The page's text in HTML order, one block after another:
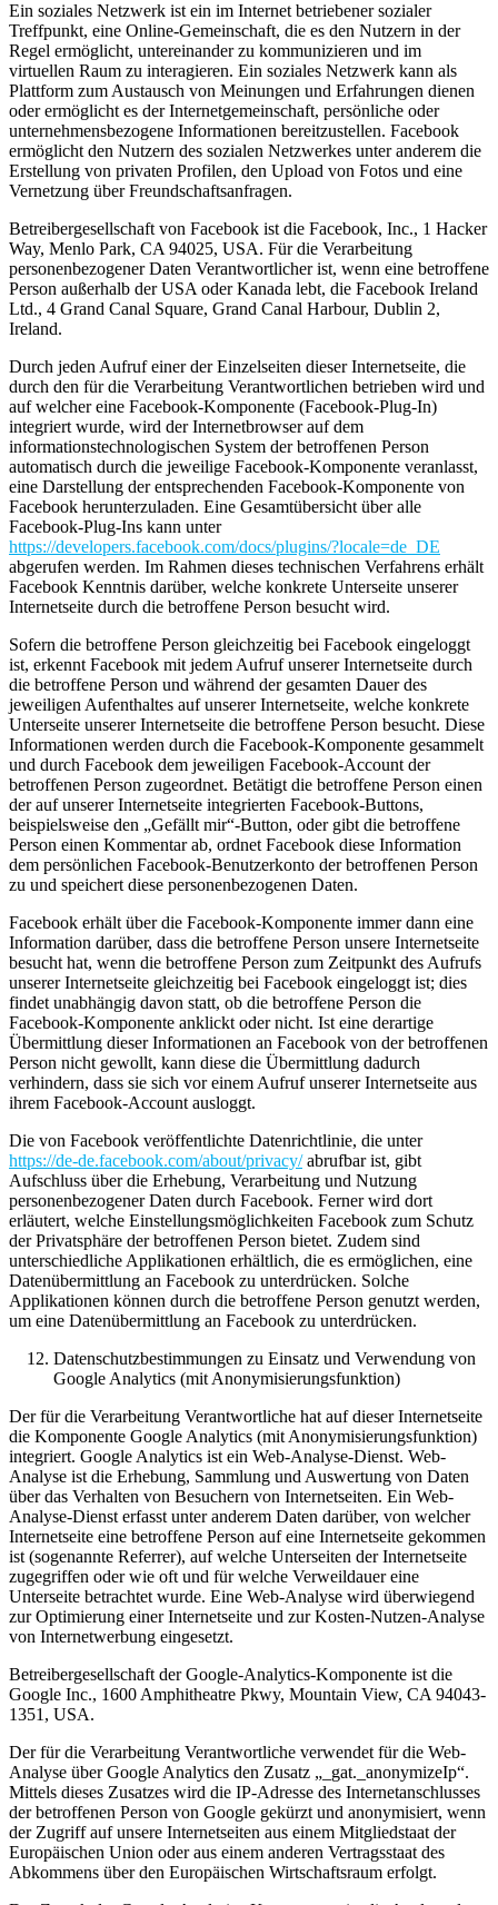
Ein soziales Netzwerk ist ein im Internet betriebener sozialer
Treffpunkt, eine Online-Gemeinschaft, die es den Nutzern in der
Regel ermöglicht, untereinander zu kommunizieren und im
virtuellen Raum zu interagieren. Ein soziales Netzwerk kann als
Plattform zum Austausch von Meinungen und Erfahrungen dienen
oder ermöglicht es der Internetgemeinschaft, persönliche oder
unternehmensbezogene Informationen bereitzustellen. Facebook
ermöglicht den Nutzern des sozialen Netzwerkes unter anderem die
Erstellung von privaten Profilen, den Upload von Fotos und eine
Vernetzung über Freundschaftsanfragen.
Betreibergesellschaft von Facebook ist die Facebook, Inc., 1 Hacker
Way, Menlo Park, CA 94025, USA. Für die Verarbeitung
personenbezogener Daten Verantwortlicher ist, wenn eine betroffene
Person außerhalb der USA oder Kanada lebt, die Facebook Ireland
Ltd., 4 Grand Canal Square, Grand Canal Harbour, Dublin 2,
Ireland.
Durch jeden Aufruf einer der Einzelseiten dieser Internetseite, die
durch den für die Verarbeitung Verantwortlichen betrieben wird und
auf welcher eine Facebook-Komponente (Facebook-Plug-In)
integriert wurde, wird der Internetbrowser auf dem
informationstechnologischen System der betroffenen Person
automatisch durch die jeweilige Facebook-Komponente veranlasst,
eine Darstellung der entsprechenden Facebook-Komponente von
Facebook herunterzuladen. Eine Gesamtübersicht über alle
Facebook-Plug-Ins kann unter
https://developers.facebook.com/docs/plugins/?locale=de_DE
abgerufen werden. Im Rahmen dieses technischen Verfahrens erhält
Facebook Kenntnis darüber, welche konkrete Unterseite unserer
Internetseite durch die betroffene Person besucht wird.
Sofern die betroffene Person gleichzeitig bei Facebook eingeloggt
ist, erkennt Facebook mit jedem Aufruf unserer Internetseite durch
die betroffene Person und während der gesamten Dauer des
jeweiligen Aufenthaltes auf unserer Internetseite, welche konkrete
Unterseite unserer Internetseite die betroffene Person besucht. Diese
Informationen werden durch die Facebook-Komponente gesammelt
und durch Facebook dem jeweiligen Facebook-Account der
betroffenen Person zugeordnet. Betätigt die betroffene Person einen
der auf unserer Internetseite integrierten Facebook-Buttons,
beispielsweise den „Gefällt mir“-Button, oder gibt die betroffene
Person einen Kommentar ab, ordnet Facebook diese Information
dem persönlichen Facebook-Benutzerkonto der betroffenen Person
zu und speichert diese personenbezogenen Daten.
Facebook erhält über die Facebook-Komponente immer dann eine
Information darüber, dass die betroffene Person unsere Internetseite
besucht hat, wenn die betroffene Person zum Zeitpunkt des Aufrufs
unserer Internetseite gleichzeitig bei Facebook eingeloggt ist; dies
findet unabhängig davon statt, ob die betroffene Person die
Facebook-Komponente anklickt oder nicht. Ist eine derartige
Übermittlung dieser Informationen an Facebook von der betroffenen
Person nicht gewollt, kann diese die Übermittlung dadurch
verhindern, dass sie sich vor einem Aufruf unserer Internetseite aus
ihrem Facebook-Account ausloggt.
Die von Facebook veröffentlichte Datenrichtlinie, die unter
https://de-de.facebook.com/about/privacy/abrufbar ist, gibt
Aufschluss über die Erhebung, Verarbeitung und Nutzung
personenbezogener Daten durch Facebook. Ferner wird dort
erläutert, welche Einstellungsmöglichkeiten Facebook zum Schutz
der Privatsphäre der betroffenen Person bietet. Zudem sind
unterschiedliche Applikationen erhältlich, die es ermöglichen, eine
Datenübermittlung an Facebook zu unterdrücken. Solche
Applikationen können durch die betroffene Person genutzt werden,
um eine Datenübermittlung an Facebook zu unterdrücken.
Datenschutzbestimmungen zu Einsatz und Verwendung von
Google Analytics (mit Anonymisierungsfunktion)
Der für die Verarbeitung Verantwortliche hat auf dieser Internetseite
die Komponente Google Analytics (mit Anonymisierungsfunktion)
integriert. Google Analytics ist ein Web-Analyse-Dienst. Web-
Analyse ist die Erhebung, Sammlung und Auswertung von Daten
über das Verhalten von Besuchern von Internetseiten. Ein Web-
Analyse-Dienst erfasst unter anderem Daten darüber, von welcher
Internetseite eine betroffene Person auf eine Internetseite gekommen
ist (sogenannte Referrer), auf welche Unterseiten der Internetseite
zugegriffen oder wie oft und für welche Verweildauer eine
Unterseite betrachtet wurde. Eine Web-Analyse wird überwiegend
zur Optimierung einer Internetseite und zur Kosten-Nutzen-Analyse
von Internetwerbung eingesetzt.
Betreibergesellschaft der Google-Analytics-Komponente ist die
Google Inc., 1600 Amphitheatre Pkwy, Mountain View, CA 94043-
1351, USA.
Der für die Verarbeitung Verantwortliche verwendet für die Web-
Analyse über Google Analytics den Zusatz „_gat._anonymizeIp“.
Mittels dieses Zusatzes wird die IP-Adresse des Internetanschlusses
der betroffenen Person von Google gekürzt und anonymisiert, wenn
der Zugriff auf unsere Internetseiten aus einem Mitgliedstaat der
Europäischen Union oder aus einem anderen Vertragsstaat des
Abkommens über den Europäischen Wirtschaftsraum erfolgt.